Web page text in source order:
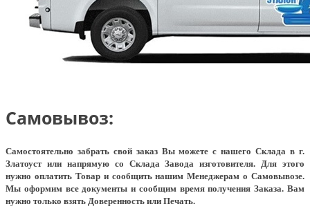
Самовывоз:
Самостоятельно забрать свой заказ Вы можете с нашего Склада в г.
Златоуст или напрямую со Склада Завода изготовителя. Для этого
нужно оплатить Товар и сообщить нашим Менеджерам о Самовывозе.
Мы оформим все документы и сообщим время получения Заказа. Вам
нужно только взять Доверенность или Печать.